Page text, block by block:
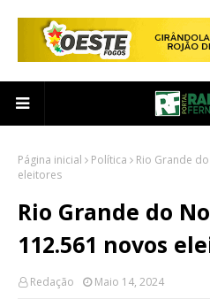
Página inicial Política
Rio Grande
eleitores
Rio Grande do
112.561 novos
Redação Maio 14, 2024